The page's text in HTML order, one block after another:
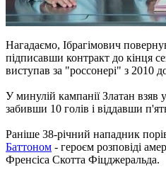
Нагадаємо, Ібрагімович
підписавши контракт до кінця
виступав за "россонері" з 2010
У минулій кампанії Златан взяв
забивши 10 голів і віддавши
Раніше 38-річний нападник
Баттоном - героєм розповіді
Френсіса Скотта Фіцджеральда.